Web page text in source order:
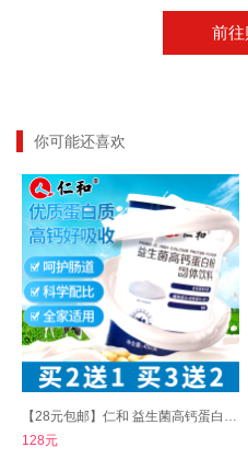
前
你可能还喜欢
【28元包邮】仁和 益生菌高钙蛋白粉 450g/罐
128元